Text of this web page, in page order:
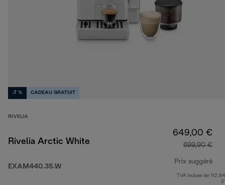
-7 % CADEAU GRATUIT
RIVELIA
Rivelia Arctic White
EXAM440.35.W
649,00 €
699,90 €
Prix suggéré
TVA incluse de